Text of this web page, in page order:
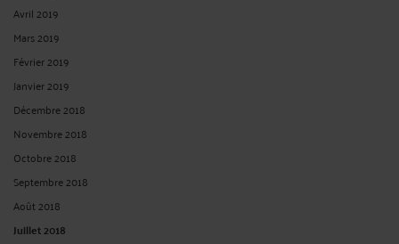
Avril 2019
Mars 2019
Février 2019
Janvier 2019
Décembre 2018
Novembre 2018
Octobre 2018
Septembre 2018
Août 2018
Juillet 2018